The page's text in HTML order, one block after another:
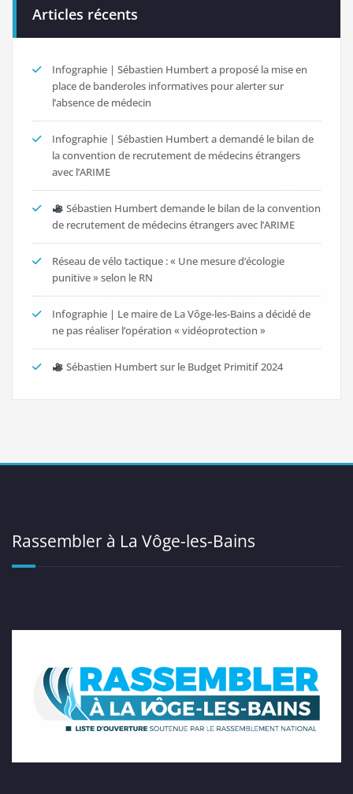
Articles récents
Infographie | Sébastien Humbert a proposé la mise en
place de banderoles informatives pour alerter sur
l’absence de médecin
Infographie | Sébastien Humbert a demandé le bilan de
la convention de recrutement de médecins étrangers
avec l’ARIME
Sébastien Humbert demande le bilan de la convention
de recrutement de médecins étrangers avec l’ARIME
Réseau de vélo tactique : « Une mesure d’écologie
punitive » selon le RN
Infographie | Le maire de La Vôge-les-Bains a décidé de
ne pas réaliser l’opération « vidéoprotection »
Sébastien Humbert sur le Budget Primitif 2024
Rassembler à La Vôge-les-Bains